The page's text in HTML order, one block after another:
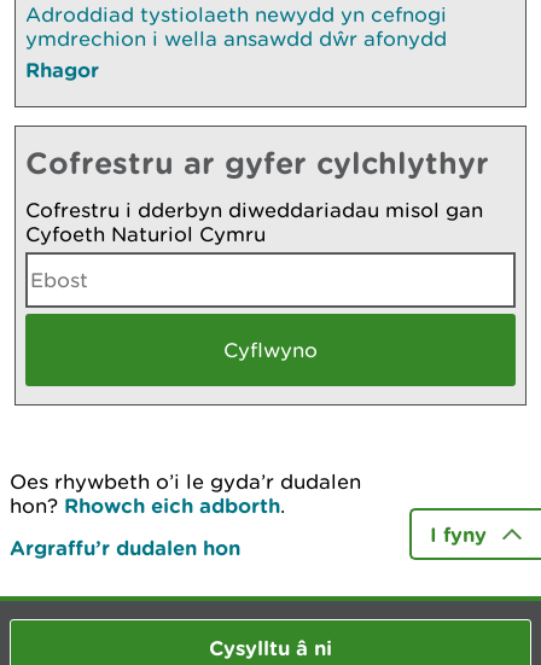
Adroddiad tystiolaeth newydd yn cefnogi
ymdrechion i wella ansawdd dŵr afonydd
Rhagor
Cofrestru ar gyfer cylchlythyr
Cofrestru i dderbyn diweddariadau misol gan
Cyfoeth Naturiol Cymru
Oes rhywbeth o’i le gyda’r dudalen
hon? Rhowch eich adborth.
Argraffu’r dudalen hon
I fyny
Cysylltu â ni